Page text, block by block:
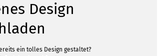
Design
ein tolles Design gestaltet?